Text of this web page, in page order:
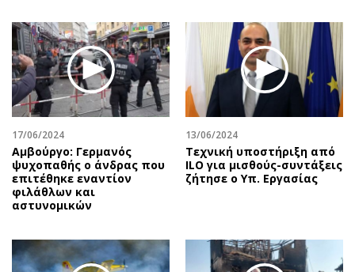
17/06/2024
Αμβούργο: Γερμανός
ψυχοπαθής ο άνδρας που
επιτέθηκε εναντίον
φιλάθλων και
αστυνομικών
13/06/2024
Τεχνική υποστήριξη από
ILO για μισθούς-συντάξεις
ζήτησε ο Υπ. Εργασίας